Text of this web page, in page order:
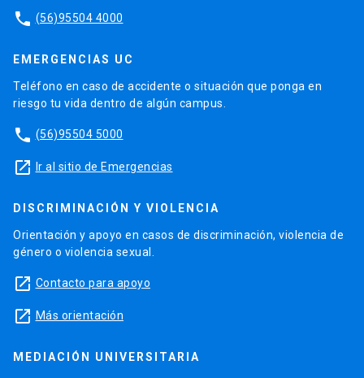
phone (56)95504 4000
EMERGENCIAS UC
Teléfono en caso de accidente o situación que ponga en
riesgo tu vida dentro de algún campus.
phone (56)95504 5000
launch Ir al sitio de Emergencias
DISCRIMINACIÓN Y VIOLENCIA
Orientación y apoyo en casos de discriminación, violencia de
género o violencia sexual.
launch Contacto para apoyo
launch Más orientación
MEDIACIÓN UNIVERSITARIA